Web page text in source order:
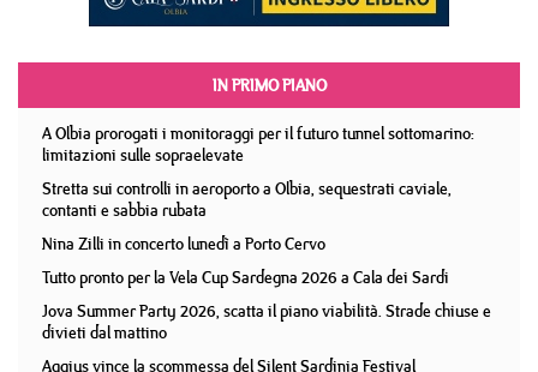
IN PRIMO PIANO
A Olbia prorogati i monitoraggi per il futuro tunnel sottomarino:
limitazioni sulle sopraelevate
Stretta sui controlli in aeroporto a Olbia, sequestrati caviale,
contanti e sabbia rubata
Nina Zilli in concerto lunedì a Porto Cervo
Tutto pronto per la Vela Cup Sardegna 2026 a Cala dei Sardi
Jova Summer Party 2026, scatta il piano viabilità. Strade chiuse e
divieti dal mattino
Aggius vince la scommessa del Silent Sardinia Festival